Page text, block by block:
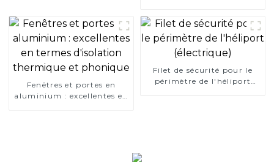
Fenêtres et portes en
aluminium : excellentes en
Filet de sécurité pour le
périmètre de l'héliport